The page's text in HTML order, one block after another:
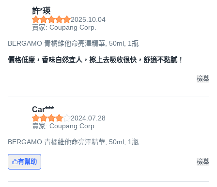
許*瑛
2025.10.04
賣家: Coupang Corp.
BERGAMO 青橘維他命亮澤精華, 50ml, 1瓶
價格低廉，香味自然宜人，擦上去吸收很快，舒適不黏膩！
檢舉
Car***
2024.07.28
賣家: Coupang Corp.
BERGAMO 青橘維他命亮澤精華, 50ml, 1瓶
有幫助 檢舉